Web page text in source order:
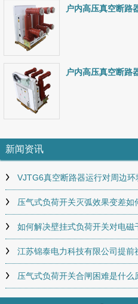
户内高压真空断路
户内高压真空断路
新闻资讯
VJTG6真空断路器运行对周边环
压气式负荷开关灭弧效果变差如
如何解决壁挂式负荷开关对电磁
江苏锦泰电力科技有限公司提前
压气式负荷开关合闸困难是什么